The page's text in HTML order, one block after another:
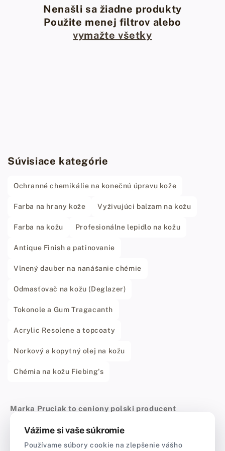
Nenašli sa žiadne produkty
Použite menej filtrov alebo
vymažte všetky
Súvisiace kategórie
Ochranné chemikálie na konečnú úpravu kože
Farba na hrany kože Vyživujúci balzam na kožu
Farba na kožu Profesionálne lepidlo na kožu
Antique Finish a patinovanie
Vlnený dauber na nanášanie chémie
Odmasťovač na kožu (Deglazer)
Tokonole a Gum Tragacanth
Acrylic Resolene a topcoaty
Norkový a kopytný olej na kožu
Chémia na kožu Fiebing's
Marka Pruciak to ceniony polski producent
stworzonych z myślą o kompleksowym
Vážime si vaše súkromie
Používame súbory cookie na zlepšenie vášho